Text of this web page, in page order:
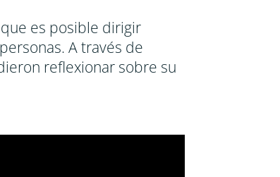
es posible dirigir
A través de
reflexionar sobre su